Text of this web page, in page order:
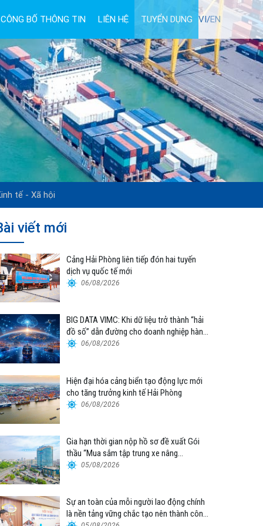
CÔNG BỐ THÔNG TIN LIÊN HỆ TUYỂN DỤNG VI/EN
tế - Xã hội
viết mới
Cảng Hải Phòng liên tiếp đón hai tuyến
dịch vụ quốc tế mới
06/08/2026
BIG DATA VIMC: Khi dữ liệu trở thành “hải
đồ số” dẫn đường cho doanh nghiệp hàng
hải 06/08/2026
Hiện đại hóa cảng biển tạo động lực mới
cho tăng trưởng kinh tế Hải Phòng
06/08/2026
Gia hạn thời gian nộp hồ sơ đề xuất Gói
thầu “Mua sắm tập trung xe nâng
container thuộc Tổng công ty Hàng hải
05/08/2026
Sự an toàn của mỗi người lao động chính
là nền tảng vững chắc tạo nên thành công